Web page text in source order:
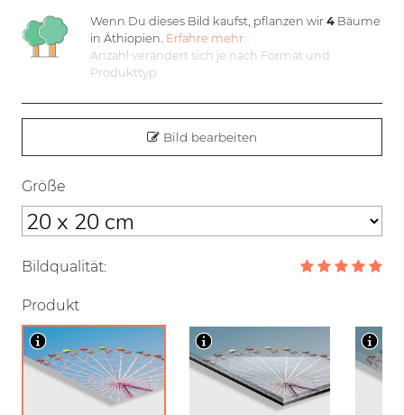
Wenn Du dieses Bild kaufst, pflanzen wir4 Bäume
in Äthiopien. Erfahre mehr
Anzahl verändert sich je nach Format und
Produkttyp
Bild bearbeiten
Größe
Bildqualität:
Produkt